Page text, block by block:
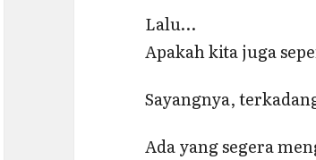
Lalu…
Apakah kita juga
Sayangnya,
Ada yang segera